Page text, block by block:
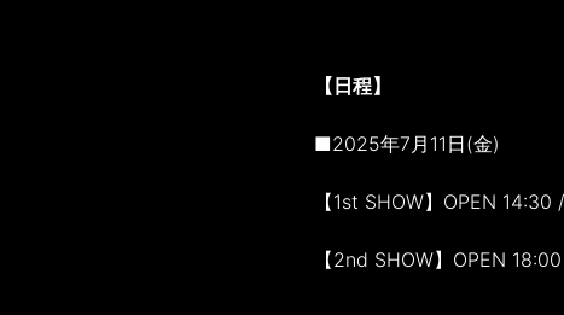
【日程】
■2025年7月11日(金)
【1st SHOW】OPEN 14:30
【2nd SHOW】OPEN